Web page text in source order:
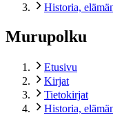
Historia,
Murupolku
Etusivu
Kirjat
Tietokirjat
Historia,